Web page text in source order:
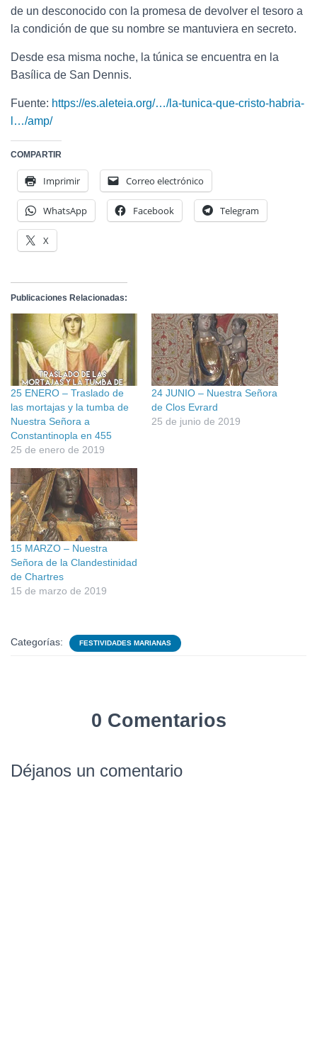
de un desconocido con la promesa de devolver el tesoro a
la condición de que su nombre se mantuviera en secreto.
Desde esa misma noche, la túnica se encuentra en la
Basílica de San Dennis.
Fuente: https://es.aleteia.org/…/la-tunica-que-cristo-habria-
l…/amp/
COMPARTIR
Imprimir Correo electrónico
WhatsApp Facebook Telegram
X
Publicaciones Relacionadas:
25 ENERO – Traslado de
las mortajas y la tumba de
Nuestra Señora a
Constantinopla en 455
25 de enero de 2019
24 JUNIO – Nuestra Señora
de Clos Evrard
25 de junio de 2019
15 MARZO – Nuestra
Señora de la Clandestinidad
de Chartres
15 de marzo de 2019
Categorías: FESTIVIDADES MARIANAS
0 Comentarios
Déjanos un comentario